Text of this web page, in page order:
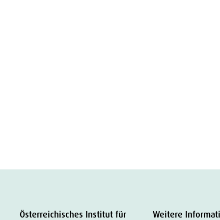
Österreichisches Institut für Weitere